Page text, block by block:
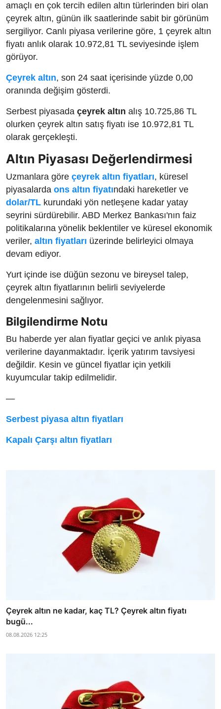
amaçlı en çok tercih edilen altın türlerinden biri olan
çeyrek altın, günün ilk saatlerinde sabit bir görünüm
sergiliyor. Canlı piyasa verilerine göre, 1 çeyrek altın
fiyatı anlık olarak 10.972,81 TL seviyesinde işlem
görüyor.
Çeyrek altın, son 24 saat içerisinde yüzde 0,00
oranında değişim gösterdi.
Serbest piyasada çeyrek altın alış 10.725,86 TL
olurken çeyrek altın satış fiyatı ise 10.972,81 TL
olarak gerçekleşti.
Altın Piyasası Değerlendirmesi
Uzmanlara göre çeyrek altın fiyatları, küresel
piyasalarda ons altın fiyatındaki hareketler ve
dolar/TL kurundaki yön netleşene kadar yatay
seyrini sürdürebilir. ABD Merkez Bankası'nın faiz
politikalarına yönelik beklentiler ve küresel ekonomik
veriler, altın fiyatları üzerinde belirleyici olmaya
devam ediyor.
Yurt içinde ise düğün sezonu ve bireysel talep,
çeyrek altın fiyatlarının belirli seviyelerde
dengelenmesini sağlıyor.
Bilgilendirme Notu
Bu haberde yer alan fiyatlar geçici ve anlık piyasa
verilerine dayanmaktadır. İçerik yatırım tavsiyesi
değildir. Kesin ve güncel fiyatlar için yetkili
kuyumcular takip edilmelidir.
—
Serbest piyasa altın fiyatları
Kapalı Çarşı altın fiyatları
Çeyrek altın ne kadar, kaç TL? Çeyrek altın fiyatı
bugü...
08.08.2026 12:25